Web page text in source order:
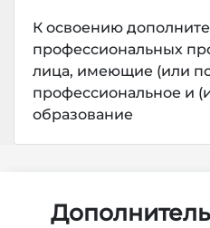
К освоению
профессиональных
лица, имеющие (или
профессиональное и
образование